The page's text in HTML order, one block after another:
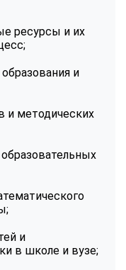
ресурсы и их
и
и методических
и
в школе и вузе;
мессенджер!